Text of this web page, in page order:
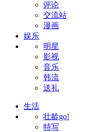
评论
交流站
漫画
娱乐
明星
影视
音乐
韩流
送礼
生活
壮龄go!
特写